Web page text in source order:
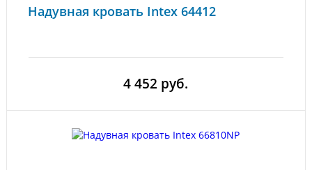
Надувная кровать Intex 64412
4 452 руб.